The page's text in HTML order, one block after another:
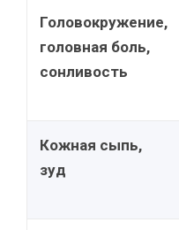
Головокружение,
головная боль,
сонливость
Кожная сыпь,
зуд